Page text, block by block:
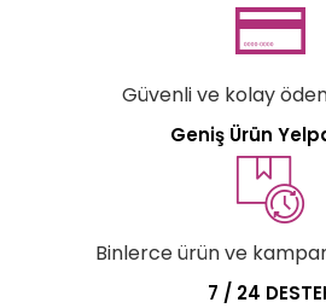
Güvenli ve kolay
Geniş Ürün
Binlerce ürün ve
7 / 24